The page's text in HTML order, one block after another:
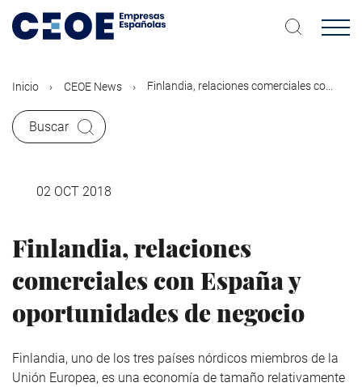
contenido
Inicio CEOE News Finlandia, relaciones comerciales co...
Buscar
02 OCT 2018
Finlandia, relaciones
comerciales con España y
oportunidades de negocio
Finlandia, uno de los tres países nórdicos miembros de la
Unión Europea, es una economía de tamaño relativamente